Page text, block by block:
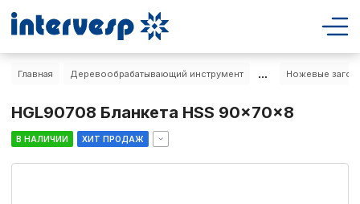
Главная Деревообрабатывающий инструмент ... Ножевые
HGL90708 Бланкета HSS 90x70x8
В НАЛИЧИИ ХИТ ПРОДАЖ